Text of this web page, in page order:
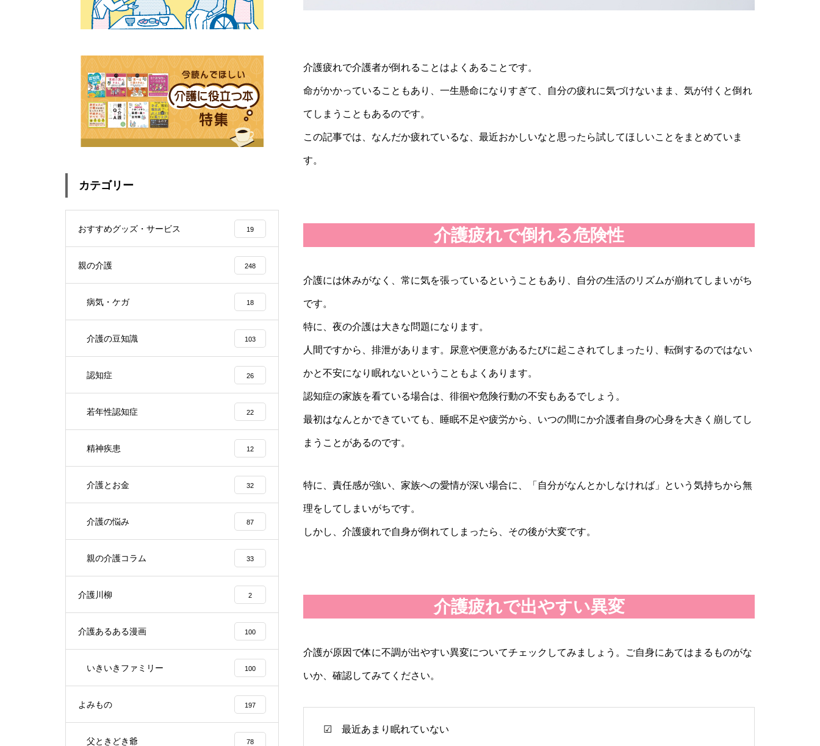
介護疲れで介護者が倒れることはよくあることです。
命がかかっていることもあり、一生懸命になりすぎて、自分の疲れに気づけないまま、気が付くと倒れ
てしまうこともあるのです。
この記事では、なんだか疲れているな、最近おかしいなと思ったら試してほしいことをまとめていま
す。
介護疲れで倒れる危険性
介護には休みがなく、常に気を張っているということもあり、自分の生活のリズムが崩れてしまいがち
です。
特に、夜の介護は大きな問題になります。
人間ですから、排泄があります。尿意や便意があるたびに起こされてしまったり、転倒するのではない
かと不安になり眠れないということもよくあります。
認知症の家族を看ている場合は、徘徊や危険行動の不安もあるでしょう。
最初はなんとかできていても、睡眠不足や疲労から、いつの間にか介護者自身の心身を大きく崩してし
まうことがあるのです。
特に、責任感が強い、家族への愛情が深い場合に、「自分がなんとかしなければ」という気持ちから無
理をしてしまいがちです。
しかし、介護疲れで自身が倒れてしまったら、その後が大変です。
介護疲れで出やすい異変
介護が原因で体に不調が出やすい異変についてチェックしてみましょう。ご自身にあてはまるものがな
いか、確認してみてください。
☑ 最近あまり眠れていない
カテゴリー
おすすめグッズ・サービス 19
親の介護 248
病気・ケガ 18
介護の豆知識 103
認知症 26
若年性認知症 22
精神疾患 12
介護とお金 32
介護の悩み 87
親の介護コラム 33
介護川柳 2
介護あるある漫画 100
いきいきファミリー 100
よみもの 197
父ときどき爺 78